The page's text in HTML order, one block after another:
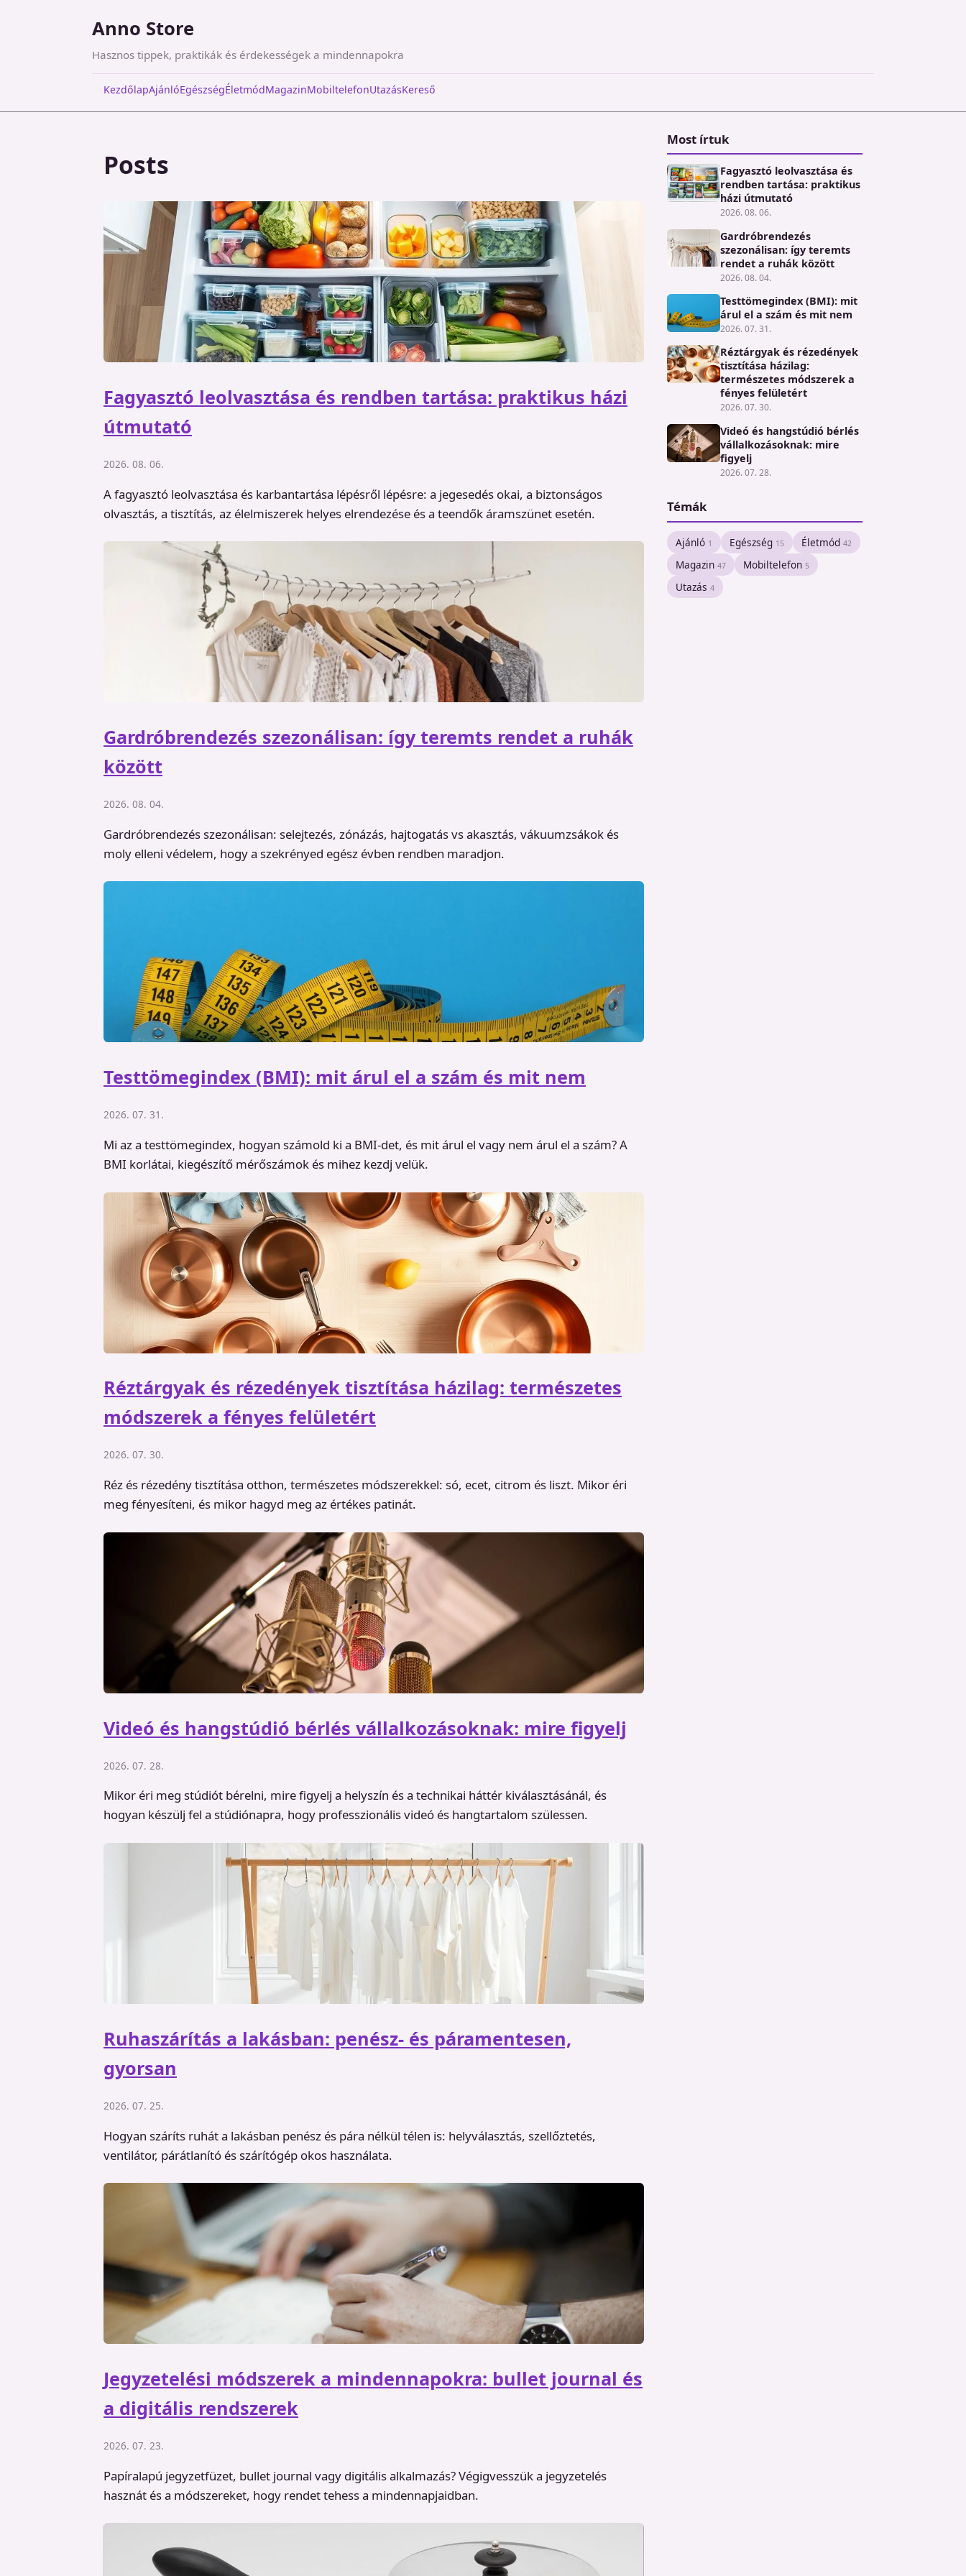
Anno Store
Hasznos tippek, praktikák és érdekességek a mindennapokra
KezdőlapAjánlóEgészségÉletmódMagazinMobiltelefonUtazásKereső
Posts
Fagyasztó leolvasztása és rendben tartása: praktikus házi
útmutató
2026. 08. 06.
A fagyasztó leolvasztása és karbantartása lépésről lépésre: a jegesedés okai, a biztonságos
olvasztás, a tisztítás, az élelmiszerek helyes elrendezése és a teendők áramszünet esetén.
Gardróbrendezés szezonálisan: így teremts rendet a ruhák
között
2026. 08. 04.
Gardróbrendezés szezonálisan: selejtezés, zónázás, hajtogatás vs akasztás, vákuumzsákok és
moly elleni védelem, hogy a szekrényed egész évben rendben maradjon.
Testtömegindex (BMI): mit árul el a szám és mit nem
2026. 07. 31.
Mi az a testtömegindex, hogyan számold ki a BMI-det, és mit árul el vagy nem árul el a szám? A
BMI korlátai, kiegészítő mérőszámok és mihez kezdj velük.
Réztárgyak és rézedények tisztítása házilag: természetes
módszerek a fényes felületért
2026. 07. 30.
Réz és rézedény tisztítása otthon, természetes módszerekkel: só, ecet, citrom és liszt. Mikor éri
meg fényesíteni, és mikor hagyd meg az értékes patinát.
Videó és hangstúdió bérlés vállalkozásoknak: mire figyelj
2026. 07. 28.
Mikor éri meg stúdiót bérelni, mire figyelj a helyszín és a technikai háttér kiválasztásánál, és
hogyan készülj fel a stúdiónapra, hogy professzionális videó és hangtartalom szülessen.
Ruhaszárítás a lakásban: penész- és páramentesen,
gyorsan
2026. 07. 25.
Hogyan száríts ruhát a lakásban penész és pára nélkül télen is: helyválasztás, szellőztetés,
ventilátor, párátlanító és szárítógép okos használata.
Jegyzetelési módszerek a mindennapokra: bullet journal és
a digitális rendszerek
2026. 07. 23.
Papíralapú jegyzetfüzet, bullet journal vagy digitális alkalmazás? Végigvesszük a jegyzetelés
hasznát és a módszereket, hogy rendet tehess a mindennapjaidban.
Most írtuk
Fagyasztó leolvasztása és
rendben tartása: praktikus
házi útmutató
2026. 08. 06.
Gardróbrendezés
szezonálisan: így teremts
rendet a ruhák között
2026. 08. 04.
Testtömegindex (BMI): mit
árul el a szám és mit nem
2026. 07. 31.
Réztárgyak és rézedények
tisztítása házilag:
természetes módszerek a
fényes felületért
2026. 07. 30.
Videó és hangstúdió bérlés
vállalkozásoknak: mire
figyelj
2026. 07. 28.
Témák
Ajánló 1 Egészség 15 Életmód 42
Magazin 47 Mobiltelefon 5
Utazás 4